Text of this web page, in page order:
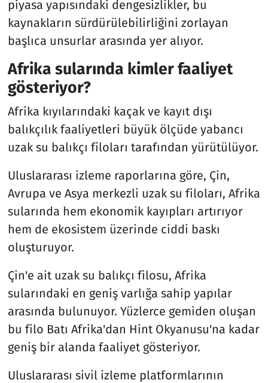
piyasa yapısındaki dengesizlikler, bu
kaynakların sürdürülebilirliğini zorlayan
başlıca unsurlar arasında yer alıyor.
Afrika sularında kimler faaliyet
gösteriyor?
Afrika kıyılarındaki kaçak ve kayıt dışı
balıkçılık faaliyetleri büyük ölçüde yabancı
uzak su balıkçı filoları tarafından yürütülüyor.
Uluslararası izleme raporlarına göre, Çin,
Avrupa ve Asya merkezli uzak su filoları, Afrika
sularında hem ekonomik kayıpları artırıyor
hem de ekosistem üzerinde ciddi baskı
oluşturuyor.
Çin'e ait uzak su balıkçı filosu, Afrika
sularındaki en geniş varlığa sahip yapılar
arasında bulunuyor. Yüzlerce gemiden oluşan
bu filo Batı Afrika'dan Hint Okyanusu'na kadar
geniş bir alanda faaliyet gösteriyor.
Uluslararası sivil izleme platformlarının